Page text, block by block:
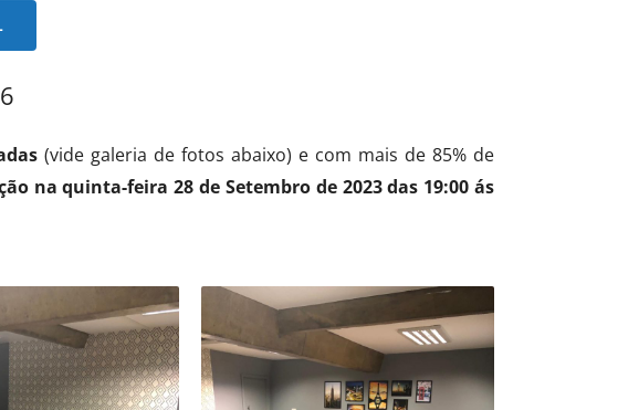
(vide galeria de fotos abaixo) e com mais de 85% de
na quinta-feira 28 de Setembro de 2023 das 19:00 ás